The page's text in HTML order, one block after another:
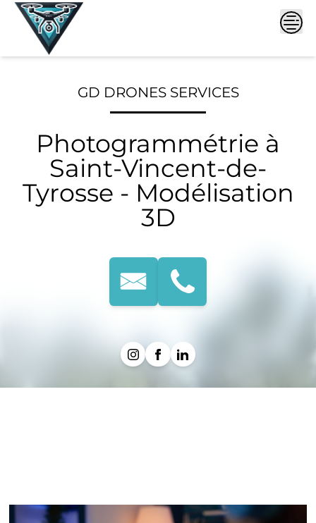
Skip
GD DRONES SERVICES
Photogrammétrie à
Saint-Vincent-de-
Tyrosse - Modélisation
3D